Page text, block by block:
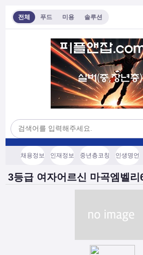
전체 푸드 미용 솔루션
채용정보 인재정보 중년층코칭 인생명언
3등급 여자어르신 마곡엠벨